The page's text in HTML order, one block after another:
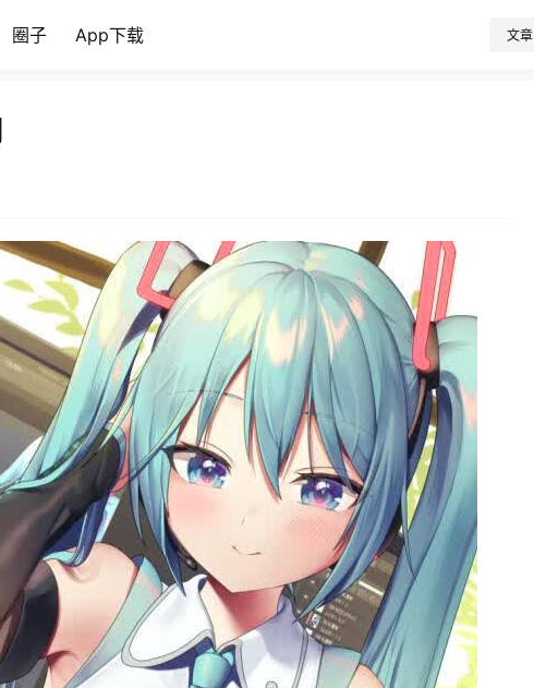
圈子 App下载 文章